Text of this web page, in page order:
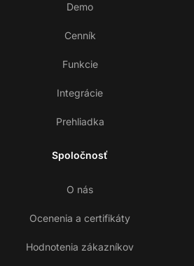
Demo
Cenník
Funkcie
Integrácie
Prehliadka
Spoločnosť
O nás
Ocenenia a certifikáty
Hodnotenia zákazníkov